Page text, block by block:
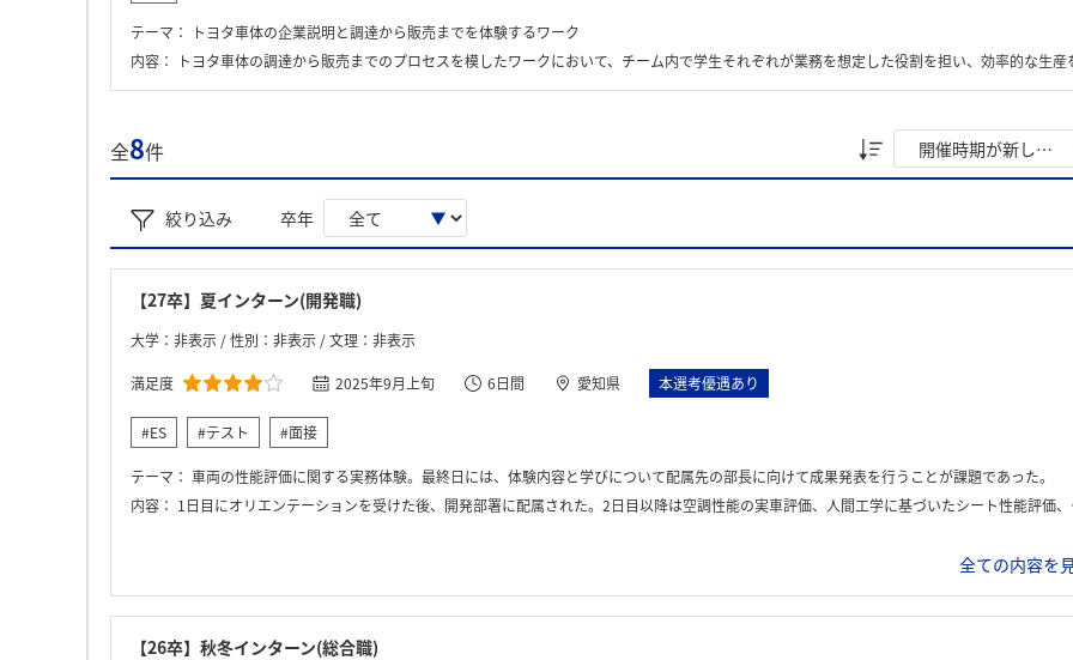
テーマ：
トヨタ車体の企業説明と調達から販売までを体験するワーク
内容：
トヨタ車体の調達から販売までのプロセスを模したワークにおいて、チーム内で学生それぞれが業務を想定した役割を担い、効率的な生産を目指しました。最後には、なぜその手順を選んだのかについてまとめ、プレゼンテーションで発表しまし
全8件
絞り込み 卒年
【27卒】夏インターン(開発職)
大学：非表示 / 性別：非表示 / 文理：非表示
満足度
2025年9月上旬 6日間 愛知県 本選考優遇あり
#ES #テスト #面接
テーマ： 車両の性能評価に関する実務体験。最終日には、体験内容と学びについて配属先の部長に向けて成果発表を行うことが課題であった。
内容： 1日目にオリエンテーションを受けた後、開発部署に配属された。2日目以降は空調性能の実車評価、人間工学に基づいたシート性能評価、試験場での車両走行試験など、現場での実務を体験した。最終日には成果発表と参加者全員での共有会が行われた。
全ての内容を
【26卒】秋冬インターン(総合職)